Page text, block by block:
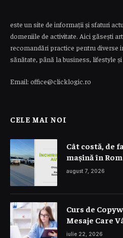
este un site de informații și sfaturi
domeniile de activitate. Aici găsești
recomandări practice pentru diverse
sănătate, până la business, lifestyle
Email: office@clicklogic.ro
CELE MAI NOI
Cât costă, de
mașină în
știi despre
august 7, 2026
Curs de
Mesaje Care
Construiesc
iulie 22, 2026